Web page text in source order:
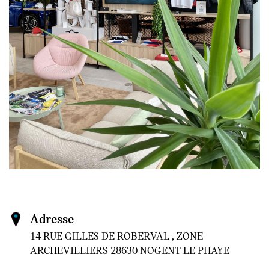
Adresse
14 RUE GILLES DE ROBERVAL , ZONE
ARCHEVILLIERS 28630 NOGENT LE PHAYE